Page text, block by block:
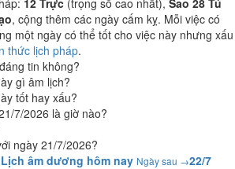
12 Trực (trọng số cao nhất), Sao 28 Tú
, cộng thêm các ngày cấm kỵ. Mỗi việc có
một ngày có thể tốt cho việc này nhưng xấu
thức lịch pháp.
tin không?
gì âm lịch?
tốt hay xấu?
7/2026 là giờ nào?
ngày 21/7/2026?
Lịch âm dương hôm nay Ngày sau →22/7